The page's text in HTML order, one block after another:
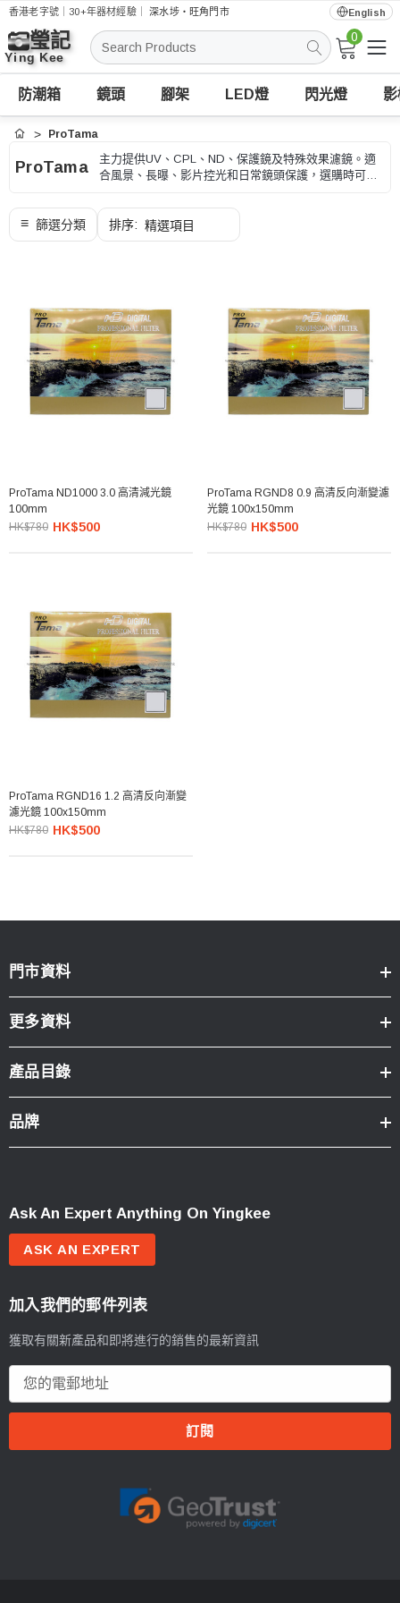
香港老字號｜30+年器材經驗｜深水埗・旺角門市 English
搜
索
0
防潮箱 鏡頭 腳架 LED燈 閃光燈
首頁 ProTama
ProTama
主力提供UV、CPL、ND、保護鏡及特殊效果濾鏡。適
合風景、長曝、影片控光和日常鏡頭保護，選購時可按
ProTama ND1000 3.0 高清減光鏡
100mm
HK$780 HK$500
ProTama RGND8 0.9 高清反向漸變濾
光鏡 100x150mm
HK$780 HK$500
ProTama RGND16 1.2 高清反向漸變
濾光鏡 100x150mm
HK$780 HK$500
門市資料
更多資料
產品目錄
品牌
Ask An Expert Anything On Yingkee
ASK AN EXPERT
加入我們的郵件列表
獲取有關新產品和即將進行的銷售的最新資訊
郵